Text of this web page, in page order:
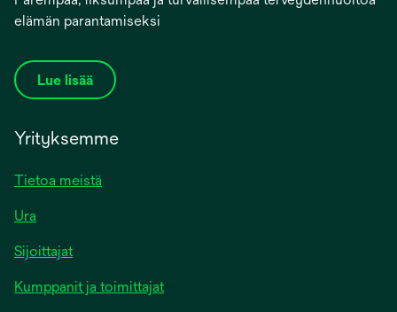
elämän parantamiseksi
Lue lisää
Yrityksemme
Tietoa meistä
Ura
Sijoittajat
Kumppanit ja toimittajat